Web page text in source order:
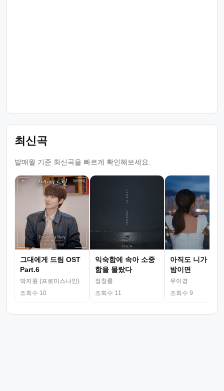
최신곡
발매월 기준 최신곡을 빠르게 확인해보세요.
그대에게 드림 OST
Part.6
박지원 (프로미스나인)
조회수 10
익숙함에 속아 소중
함을 몰랐다
정창룡
조회수 11
아직도 니가 그
밤이면
우이경
조회수 9